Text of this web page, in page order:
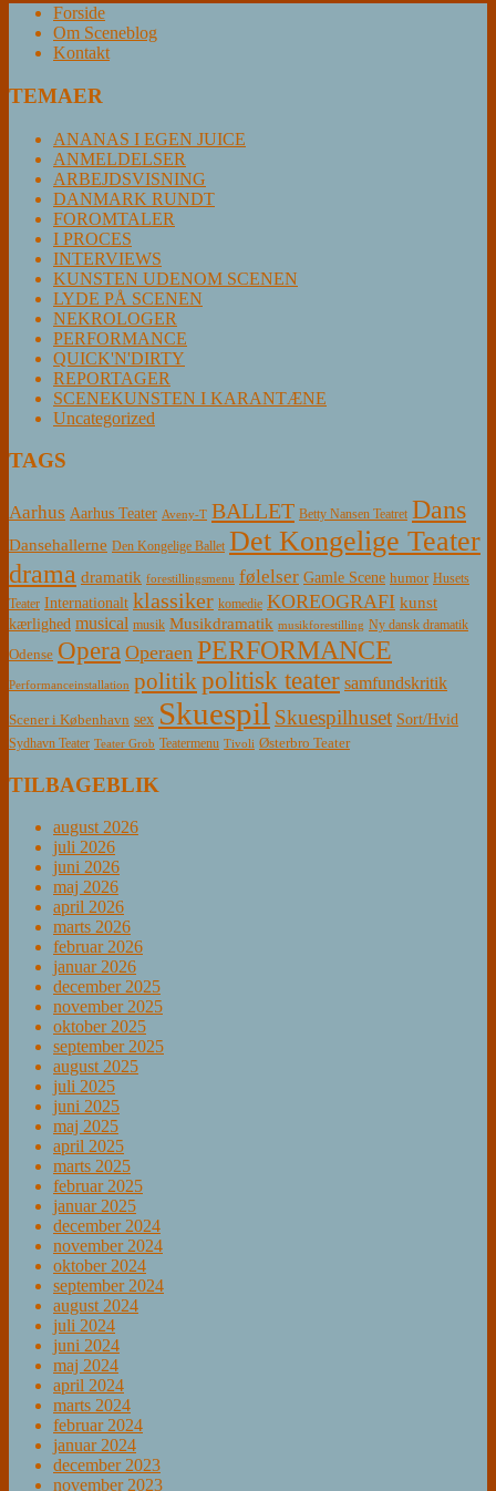
Forside
Om Sceneblog
Kontakt
TEMAER
ANANAS I EGEN JUICE
ANMELDELSER
ARBEJDSVISNING
DANMARK RUNDT
FOROMTALER
I PROCES
INTERVIEWS
KUNSTEN UDENOM SCENEN
LYDE PÅ SCENEN
NEKROLOGER
PERFORMANCE
QUICK'N'DIRTY
REPORTAGER
SCENEKUNSTEN I KARANTÆNE
Uncategorized
TAGS
Aarhus Aarhus Teater Aveny-T BALLET Betty Nansen Teatret Dans
Dansehallerne Den Kongelige Ballet Det Kongelige Teater
drama dramatik forestillingsmenu følelser Gamle Scene humor Husets
Teater Internationalt klassiker komedie KOREOGRAFI kunst
kærlighed musical musik Musikdramatik musikforestilling Ny dansk dramatik
Odense Opera Operaen PERFORMANCE
Performanceinstallation politikpolitisk teater samfundskritik
Scener i København sex Skuespil Skuespilhuset Sort/Hvid
Sydhavn Teater Teater Grob Teatermenu Tivoli Østerbro Teater
TILBAGEBLIK
august 2026
juli 2026
juni 2026
maj 2026
april 2026
marts 2026
februar 2026
januar 2026
december 2025
november 2025
oktober 2025
september 2025
august 2025
juli 2025
juni 2025
maj 2025
april 2025
marts 2025
februar 2025
januar 2025
december 2024
november 2024
oktober 2024
september 2024
august 2024
juli 2024
juni 2024
maj 2024
april 2024
marts 2024
februar 2024
januar 2024
december 2023
november 2023